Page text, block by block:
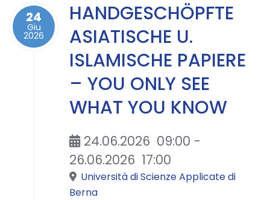
24
Giu
2026
HANDGESCHÖPFTE
ASIATISCHE U.
ISLAMISCHE PAPIERE
– YOU ONLY SEE
WHAT YOU KNOW
24.06.2026 09:00 -
26.06.2026 17:00
Università di Scienze Applicate di
Berna